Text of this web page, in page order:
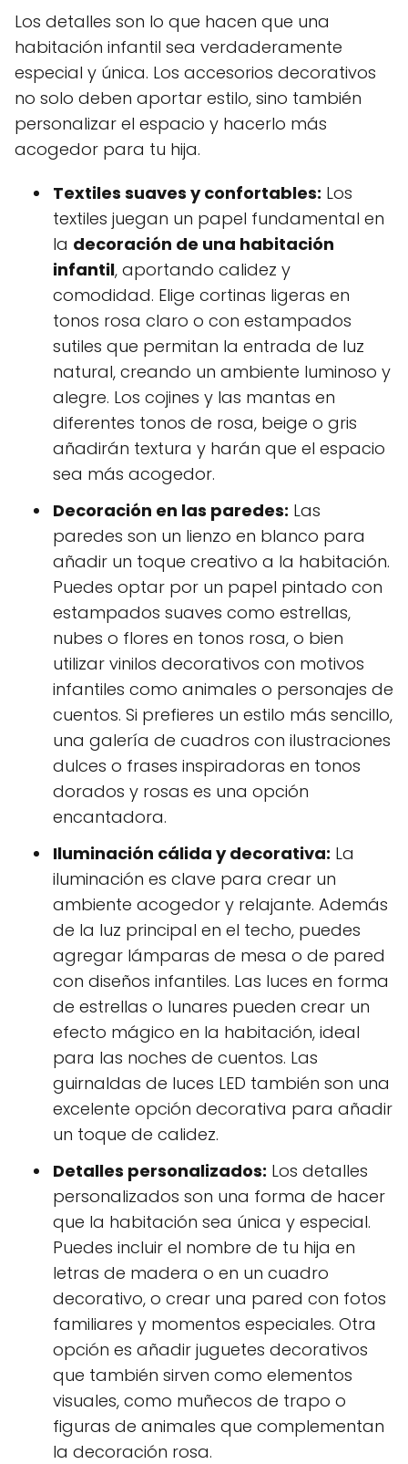
Los detalles son lo que hacen que una
habitación infantil sea verdaderamente
especial y única. Los accesorios decorativos
no solo deben aportar estilo, sino también
personalizar el espacio y hacerlo más
acogedor para tu hija.
Textiles suaves y confortables: Los
textiles juegan un papel fundamental en
la decoración de una habitación
infantil, aportando calidez y
comodidad. Elige cortinas ligeras en
tonos rosa claro o con estampados
sutiles que permitan la entrada de luz
natural, creando un ambiente luminoso y
alegre. Los cojines y las mantas en
diferentes tonos de rosa, beige o gris
añadirán textura y harán que el espacio
sea más acogedor.
Decoración en las paredes: Las
paredes son un lienzo en blanco para
añadir un toque creativo a la habitación.
Puedes optar por un papel pintado con
estampados suaves como estrellas,
nubes o flores en tonos rosa, o bien
utilizar vinilos decorativos con motivos
infantiles como animales o personajes de
cuentos. Si prefieres un estilo más sencillo,
una galería de cuadros con ilustraciones
dulces o frases inspiradoras en tonos
dorados y rosas es una opción
encantadora.
Iluminación cálida y decorativa: La
iluminación es clave para crear un
ambiente acogedor y relajante. Además
de la luz principal en el techo, puedes
agregar lámparas de mesa o de pared
con diseños infantiles. Las luces en forma
de estrellas o lunares pueden crear un
efecto mágico en la habitación, ideal
para las noches de cuentos. Las
guirnaldas de luces LED también son una
excelente opción decorativa para añadir
un toque de calidez.
Detalles personalizados: Los detalles
personalizados son una forma de hacer
que la habitación sea única y especial.
Puedes incluir el nombre de tu hija en
letras de madera o en un cuadro
decorativo, o crear una pared con fotos
familiares y momentos especiales. Otra
opción es añadir juguetes decorativos
que también sirven como elementos
visuales, como muñecos de trapo o
figuras de animales que complementan
la decoración rosa.